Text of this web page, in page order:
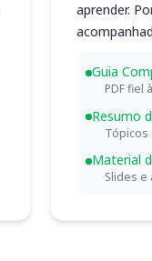
aprender.
Guia
PDF fiel
Resumo
Tópicos
Material
Slides